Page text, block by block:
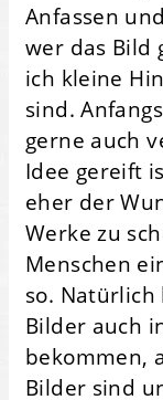
Anfassen
wer das Bild
ich kleine
sind.
gerne auch
Idee gereift
eher der
Werke zu
Menschen
so. Natürlich
Bilder auch
bekommen,
Bilder sind